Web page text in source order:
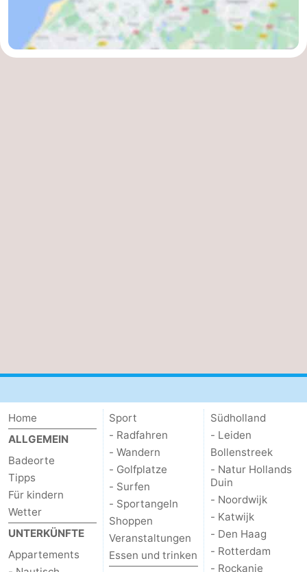
Home
ALLGEMEIN
Badeorte
Tipps
Für kindern
Wetter
UNTERKÜNFTE
Appartements
Sport
- Radfahren
- Wandern
- Golfplatze
- Surfen
- Sportangeln
Shoppen
Veranstaltungen
Essen und trinken
Südholland
- Leiden
Bollenstreek
- Natur Hollands
Duin
- Noordwijk
- Katwijk
- Den Haag
- Rotterdam
- Rockanje